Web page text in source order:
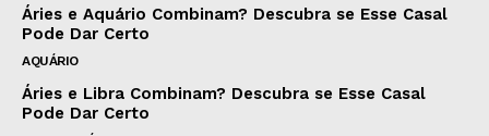
Áries e Aquário Combinam? Descubra se Esse Casal
Pode Dar Certo
AQUÁRIO
Áries e Libra Combinam? Descubra se Esse Casal
Pode Dar Certo